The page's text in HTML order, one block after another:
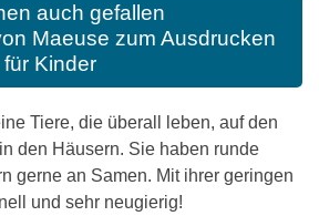
auch gefallen
Maeuse zum Ausdrucken
Kinder
Tiere, die überall leben, auf den
den Häusern. Sie haben runde
gerne an Samen. Mit ihrer geringen
und sehr neugierig!